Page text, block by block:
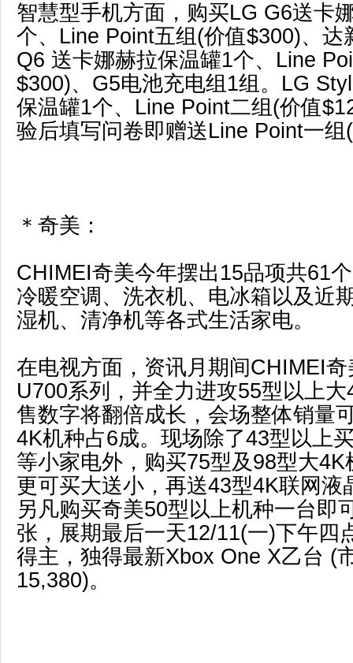
智慧型手机方面，购买LG G6送卡
个、Line Point五组(价值$300)、达
Q6 送卡娜赫拉保温罐1个、Line
$300)、G5电池充电组1组。LG
保温罐1个、Line Point二组(价值
验后填写问卷即赠送Line Point一组
＊奇美：
CHIMEI奇美今年摆出15品项共61
冷暖空调、洗衣机、电冰箱以及近
湿机、清净机等各式生活家电。
在电视方面，资讯月期间CHIMEI
U700系列，并全力进攻55型以上
售数字将翻倍成长，会场整体销量
4K机种占6成。现场除了43型以上
等小家电外，购买75型及98型大
更可买大送小，再送43型4K联网液
另凡购买奇美50型以上机种一台即
张，展期最后一天12/11(一)下午四
得主，独得最新Xbox One X乙台 (
15,380)。